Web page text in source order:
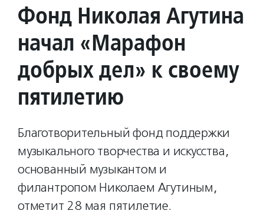
Фонд Николая Агутина
начал «Марафон
добрых дел» к своему
пятилетию
Благотворительный фонд поддержки
музыкального творчества и искусства,
основанный музыкантом и
филантропом Николаем Агутиным,
отметит 28 мая пятилетие.